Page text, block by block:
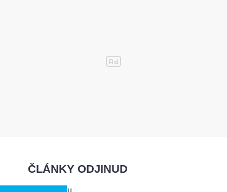
ČLÁNKY ODJINUD